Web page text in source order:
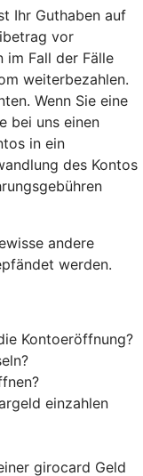
Ihr Guthaben auf
vor
im Fall der Fälle
weiterbezahlen.
Wenn Sie eine
bei uns einen
in ein
des Kontos
andere
werden.
Kontoeröffnung?
einzahlen
girocard Geld